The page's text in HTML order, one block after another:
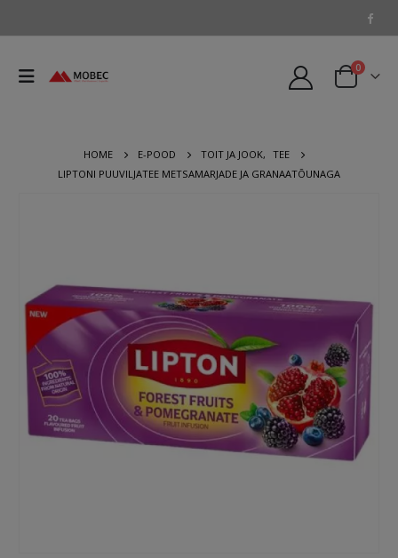
0
HOME E-POOD TOIT JA JOOK, TEE
LIPTONI PUUVILJATEE METSAMARJADE JA GRANAATÕUNAGA